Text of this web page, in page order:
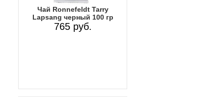
Чай Ronnefeldt Tarry
Lapsang черный 100 гр
765 руб.